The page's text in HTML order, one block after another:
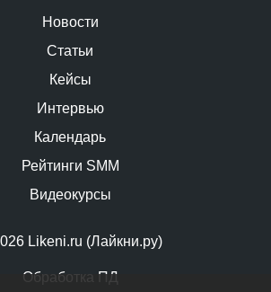
Likeni.ru (Лайкни.ру)
Обработка ПД
Новости
Статьи
Кейсы
Интервью
Календарь
Рейтинги SMM
Видеокурсы